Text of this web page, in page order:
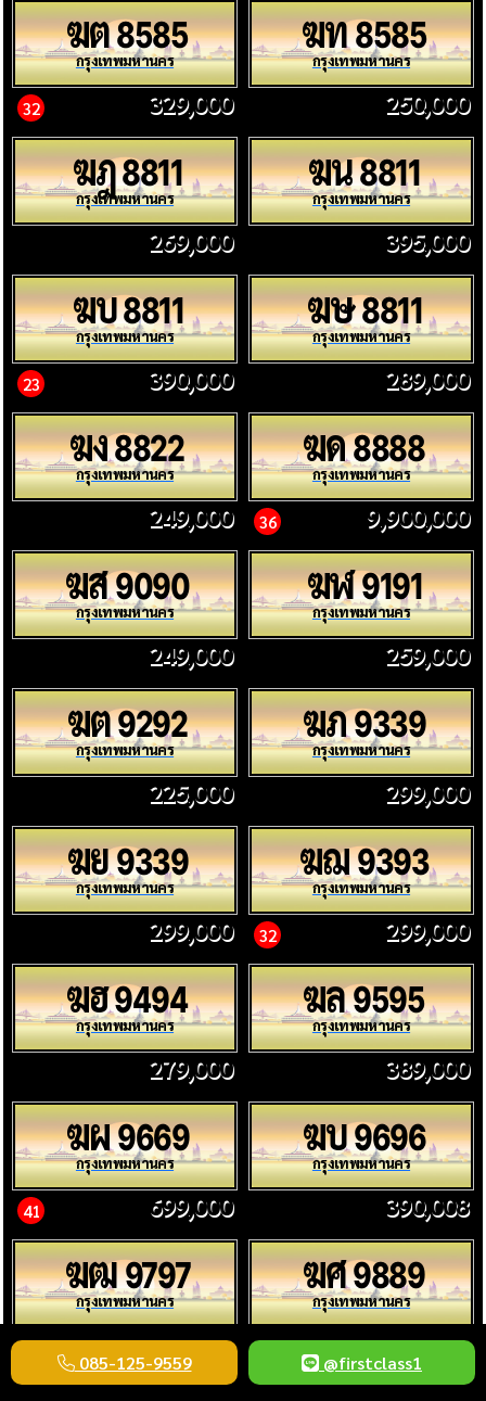
ฆต8585
กรุงเทพมหานคร
32 329,000
ฆท8585
กรุงเทพมหานคร
250,000
ฆฎ8811
กรุงเทพมหานคร
269,000
ฆน8811
กรุงเทพมหานคร
395,000
ฆบ8811
กรุงเทพมหานคร
23 390,000
ฆษ8811
กรุงเทพมหานคร
289,000
ฆง8822
กรุงเทพมหานคร
249,000
ฆด8888
กรุงเทพมหานคร
36 9,900,000
ฆส9090
กรุงเทพมหานคร
249,000
ฆฬ9191
กรุงเทพมหานคร
259,000
ฆต9292
กรุงเทพมหานคร
225,000
ฆภ9339
กรุงเทพมหานคร
299,000
ฆย9339
กรุงเทพมหานคร
299,000
ฆฌ9393
กรุงเทพมหานคร
32 299,000
ฆฮ9494
กรุงเทพมหานคร
279,000
ฆล9595
กรุงเทพมหานคร
389,000
ฆผ9669
กรุงเทพมหานคร
41 699,000
ฆบ9696
กรุงเทพมหานคร
390,008
ฆฒ9797
กรุงเทพมหานคร
230,000
ฆศ9889
กรุงเทพมหานคร
899,000
085-125-9559 @firstclass1